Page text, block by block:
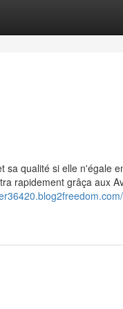
sa qualité si elle n'égale
rapidement grâça aux